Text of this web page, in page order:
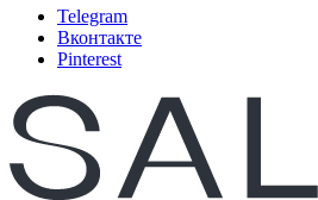
Telegram
Вконтакте
Pinterest